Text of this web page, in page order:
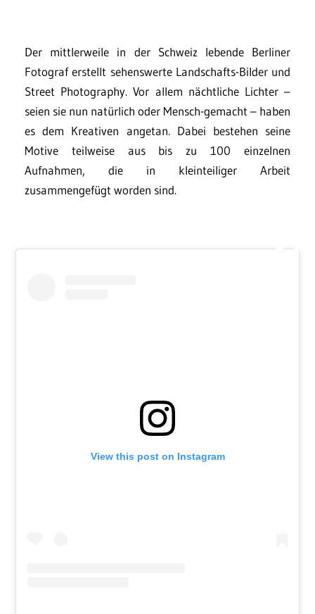
Der mittlerweile in der Schweiz lebende Berliner
Fotograf erstellt sehenswerte Landschafts-Bilder und
Street Photography. Vor allem nächtliche Lichter –
seien sie nun natürlich oder Mensch-gemacht – haben
es dem Kreativen angetan. Dabei bestehen seine
Motive teilweise aus bis zu 100 einzelnen
Aufnahmen, die in kleinteiliger Arbeit
zusammengefügt worden sind.
View this post on Instagram